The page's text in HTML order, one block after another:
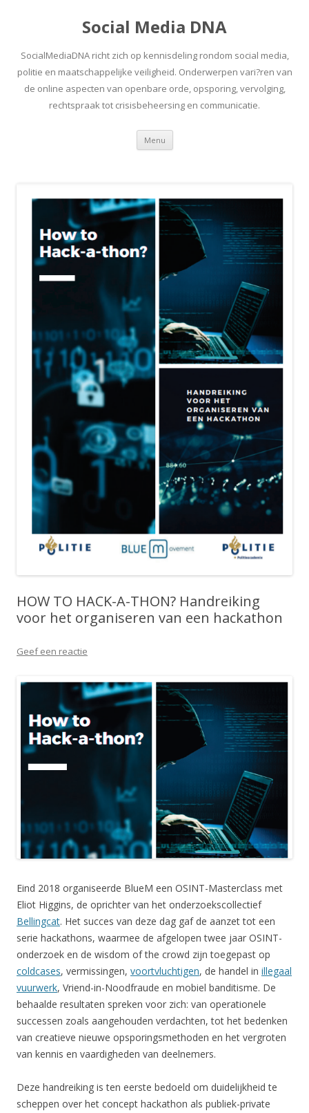
Social Media DNA
SocialMediaDNA richt zich op kennisdeling rondom social media,
politie en maatschappelijke veiligheid. Onderwerpen vari?ren van
de online aspecten van openbare orde, opsporing, vervolging,
rechtspraak tot crisisbeheersing en communicatie.
Menu Spring
inhoud
HOW TO HACK-A-THON? Handreiking
voor het organiseren van een hackathon
Geef een reactie
Eind 2018 organiseerde BlueM een OSINT-Masterclass met
Eliot Higgins, de oprichter van het onderzoekscollectief
Bellingcat. Het succes van deze dag gaf de aanzet tot een
serie hackathons, waarmee de afgelopen twee jaar OSINT-
onderzoek en de wisdom of the crowd zijn toegepast op
coldcases, vermissingen, voortvluchtigen, de handel in illegaal
vuurwerk, Vriend-in-Noodfraude en mobiel banditisme. De
behaalde resultaten spreken voor zich: van operationele
successen zoals aangehouden verdachten, tot het bedenken
van creatieve nieuwe opsporingsmethoden en het vergroten
van kennis en vaardigheden van deelnemers.
Deze handreiking is ten eerste bedoeld om duidelijkheid te
scheppen over het concept hackathon als publiek-private